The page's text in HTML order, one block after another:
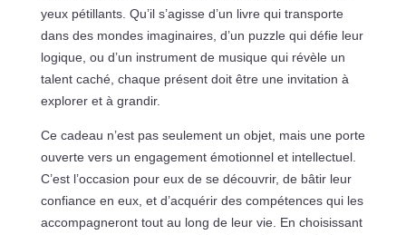
yeux pétillants. Qu’il s’agisse d’un livre qui transporte
dans des mondes imaginaires, d’un puzzle qui défie leur
logique, ou d’un instrument de musique qui révèle un
talent caché, chaque présent doit être une invitation à
explorer et à grandir.
Ce cadeau n’est pas seulement un objet, mais une porte
ouverte vers un engagement émotionnel et intellectuel.
C’est l’occasion pour eux de se découvrir, de bâtir leur
confiance en eux, et d’acquérir des compétences qui les
accompagneront tout au long de leur vie. En choisissant